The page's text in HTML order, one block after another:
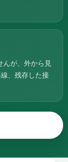
んが、外から見
、残存した接